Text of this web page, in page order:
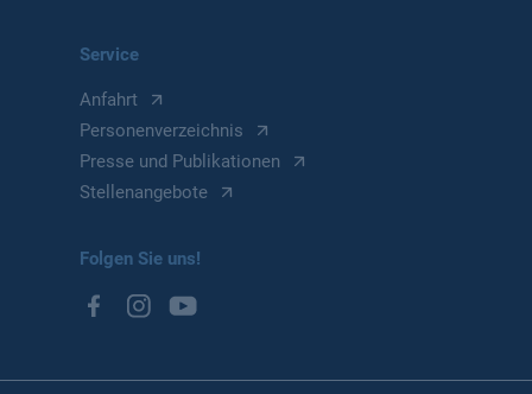
Service
Anfahrt
Personenverzeichnis
Presse und Publikationen
Stellenangebote
Folgen Sie uns!